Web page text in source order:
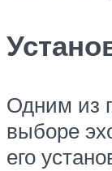
Одним из
выборе
его